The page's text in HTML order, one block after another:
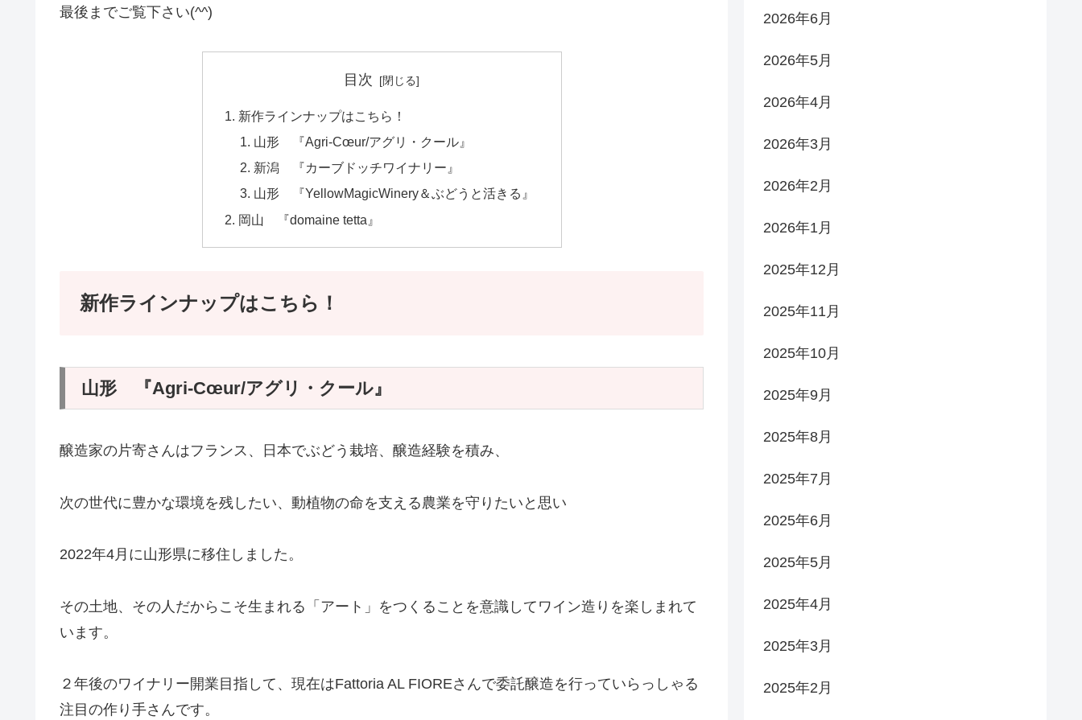
最後までご覧下さい(^^)
目次
新作ラインナップはこちら！
山形 『Agri‑Cœur/アグリ・クール』
新潟 『カーブドッチワイナリー』
山形 『YellowMagicWinery＆ぶどうと活きる』
岡山 『domaine tetta』
新作ラインナップはこちら！
山形 『Agri‑Cœur/アグリ・クール』
醸造家の片寄さんはフランス、日本でぶどう栽培、醸造経験を積み、
次の世代に豊かな環境を残したい、動植物の命を支える農業を守りたいと思い
2022年4月に山形県に移住しました。
その土地、その人だからこそ生まれる「アート」をつくることを意識してワイン造りを楽しまれて
います。
２年後のワイナリー開業目指して、現在はFattoria AL FIOREさんで委託醸造を行っていらっしゃる
注目の作り手さんです。
2026年6月
2026年5月
2026年4月
2026年3月
2026年2月
2026年1月
2025年12月
2025年11月
2025年10月
2025年9月
2025年8月
2025年7月
2025年6月
2025年5月
2025年4月
2025年3月
2025年2月